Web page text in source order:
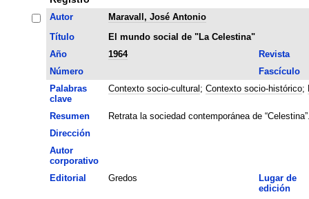
Autor
Maravall, José Antonio
Título
El mundo social de "La Celestina"
Año
1964
Revista
Número
Fascículo
Palabras
clave
Contexto socio-cultural ; Contexto socio-histórico;
Resumen
Retrata la sociedad contemporánea de
Dirección
Autor
corporativo
Editorial
Gredos
Lugar de
edición